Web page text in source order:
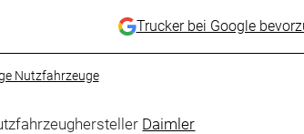
Trucker bei Google
Nutzfahrzeuge
Daimler